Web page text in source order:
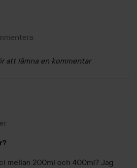
att lämna en kommentar
2 månader
mellan 200ml och 400ml? Jag